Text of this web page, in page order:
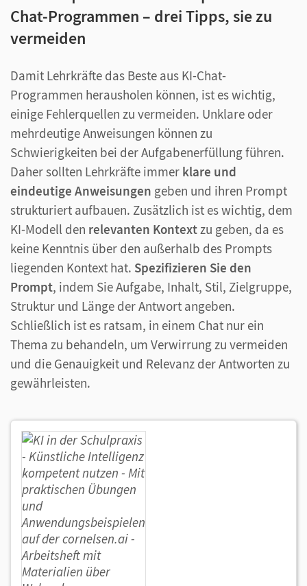
Chat-Programmen – drei Tipps, sie zu
vermeiden
Damit Lehrkräfte das Beste aus KI-Chat-
Programmen herausholen können, ist es wichtig,
einige Fehlerquellen zu vermeiden. Unklare oder
mehrdeutige Anweisungen können zu
Schwierigkeiten bei der Aufgabenerfüllung führen.
Daher sollten Lehrkräfte immer klare und
eindeutige Anweisungen geben und ihren Prompt
strukturiert aufbauen. Zusätzlich ist es wichtig, dem
KI-Modell den relevanten Kontextzu geben, da es
keine Kenntnis über den außerhalb des Prompts
liegenden Kontext hat. Spezifizieren Sie den
Prompt, indem Sie Aufgabe, Inhalt, Stil, Zielgruppe,
Struktur und Länge der Antwort angeben.
Schließlich ist es ratsam, in einem Chat nur ein
Thema zu behandeln, um Verwirrung zu vermeiden
und die Genauigkeit und Relevanz der Antworten zu
gewährleisten.